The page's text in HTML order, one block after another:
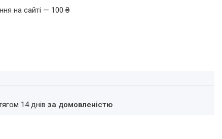
на сайті — 100 ₴
14 днівза домовленістю